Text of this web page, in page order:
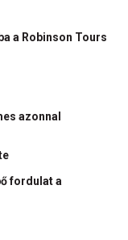
a Robinson Tours
azonnal
fordulat a